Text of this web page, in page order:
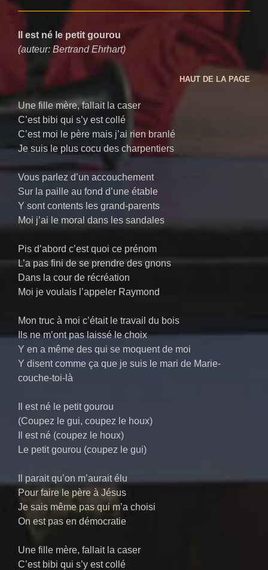
Il est né le petit gourou
(auteur: Bertrand Ehrhart)
HAUT DE LA PAGE
Une fille mère, fallait la caser
C’est bibi qui s’y est collé
C’est moi le père mais j’ai rien branlé
Je suis le plus cocu des charpentiers
Vous parlez d’un accouchement
Sur la paille au fond d’une étable
Y sont contents les grand-parents
Moi j’ai le moral dans les sandales
Pis d’abord c’est quoi ce prénom
L’a pas fini de se prendre des gnons
Dans la cour de récréation
Moi je voulais l’appeler Raymond
Mon truc à moi c’était le travail du bois
Ils ne m’ont pas laissé le choix
Y en a même des qui se moquent de moi
Y disent comme ça que je suis le mari de Marie-
couche-toi-là
Il est né le petit gourou
(Coupez le gui, coupez le houx)
Il est né (coupez le houx)
Le petit gourou (coupez le gui)
Il parait qu’on m’aurait élu
Pour faire le père à Jésus
Je sais même pas qui m’a choisi
On est pas en démocratie
Une fille mère, fallait la caser
C’est bibi qui s’y est collé